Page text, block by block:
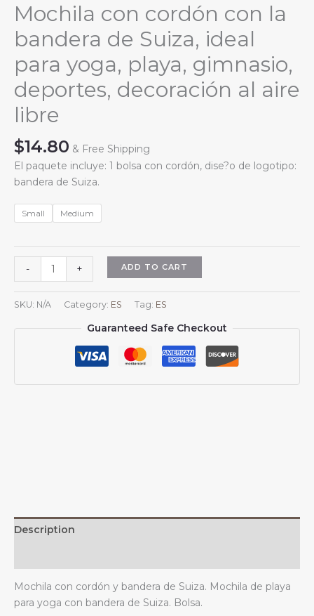
Mochila con cordón con la
bandera de Suiza, ideal
para yoga, playa, gimnasio,
deportes, decoración al aire
libre
$14.80 & Free Shipping
El paquete incluye: 1 bolsa con cordón, dise?o de logotipo:
bandera de Suiza.
Small Medium
-
con
cordón
con
la
aire
+ ADD TO CART
SKU: N/A Category: ES Tag: ES
Guaranteed Safe Checkout
Description
Mochila con cordón y bandera de Suiza. Mochila de playa
para yoga con bandera de Suiza. Bolsa.